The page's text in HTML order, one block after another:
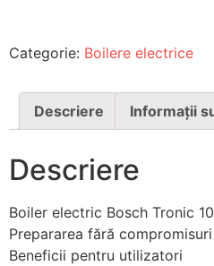
Categorie: Boilere electrice
Descriere Informații
Descriere
Boiler electric Bosch Tronic
Prepararea fără
Beneficii pentru utilizatori